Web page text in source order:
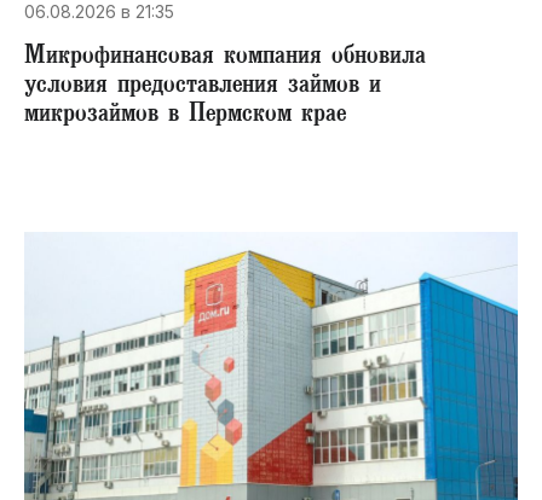
06.08.2026 в 21:35
Микрофинансовая компания обновила
условия предоставления займов и
микрозаймов в Пермском крае